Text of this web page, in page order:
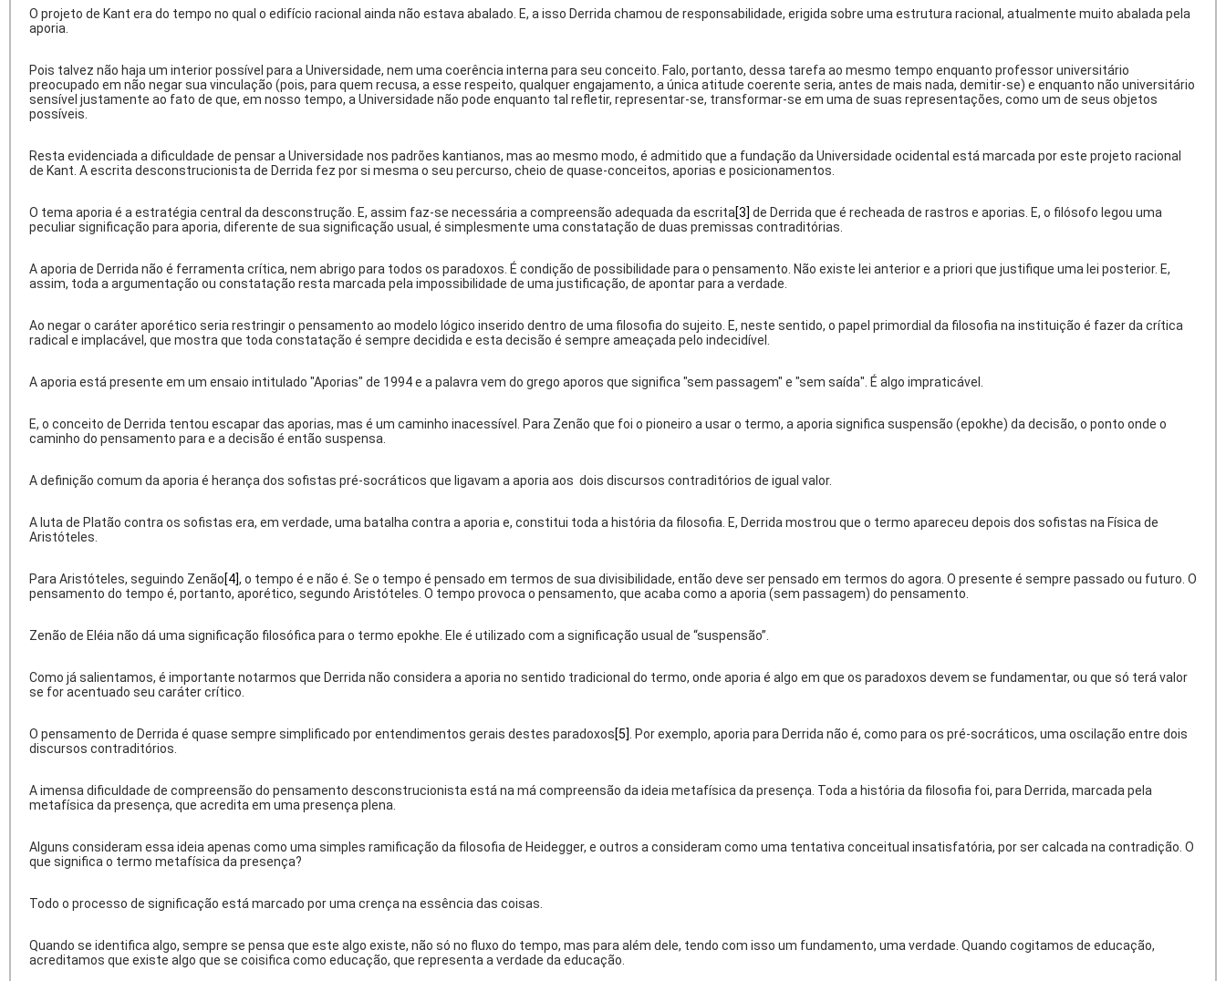
O projeto de Kant era do tempo no qual o edifício racional ainda não estava abalado. E, a isso Derrida chamou de responsabilidade, erigida sobre uma estrutura racional, atualmente muito abalada pela
aporia.
Pois talvez não haja um interior possível para a Universidade, nem uma coerência interna para seu conceito. Falo, portanto, dessa tarefa ao mesmo tempo enquanto professor universitário
preocupado em não negar sua vinculação (pois, para quem recusa, a esse respeito, qualquer engajamento, a única atitude coerente seria, antes de mais nada, demitir-se) e enquanto não universitário
sensível justamente ao fato de que, em nosso tempo, a Universidade não pode enquanto tal refletir, representar-se, transformar-se em uma de suas representações, como um de seus objetos
possíveis.
Resta evidenciada a dificuldade de pensar a Universidade nos padrões kantianos, mas ao mesmo modo, é admitido que a fundação da Universidade ocidental está marcada por este projeto racional
de Kant. A escrita desconstrucionista de Derrida fez por si mesma o seu percurso, cheio de quase-conceitos, aporias e posicionamentos.
O tema aporia é a estratégia central da desconstrução. E, assim faz-se necessária a compreensão adequada da escrita[3] de Derrida que é recheada de rastros e aporias. E, o filósofo legou uma
peculiar significação para aporia, diferente de sua significação usual, é simplesmente uma constatação de duas premissas contraditórias.
A aporia de Derrida não é ferramenta crítica, nem abrigo para todos os paradoxos. É condição de possibilidade para o pensamento. Não existe lei anterior e a priori que justifique uma lei posterior. E,
assim, toda a argumentação ou constatação resta marcada pela impossibilidade de uma justificação, de apontar para a verdade.
Ao negar o caráter aporético seria restringir o pensamento ao modelo lógico inserido dentro de uma filosofia do sujeito. E, neste sentido, o papel primordial da filosofia na instituição é fazer da crítica
radical e implacável, que mostra que toda constatação é sempre decidida e esta decisão é sempre ameaçada pelo indecidível.
A aporia está presente em um ensaio intitulado "Aporias" de 1994 e a palavra vem do grego aporos que significa "sem passagem" e "sem saída". É algo impraticável.
E, o conceito de Derrida tentou escapar das aporias, mas é um caminho inacessível. Para Zenão que foi o pioneiro a usar o termo, a aporia significa suspensão (epokhe) da decisão, o ponto onde o
caminho do pensamento para e a decisão é então suspensa.
A definição comum da aporia é herança dos sofistas pré-socráticos que ligavam a aporia aos dois discursos contraditórios de igual valor.
A luta de Platão contra os sofistas era, em verdade, uma batalha contra a aporia e, constitui toda a história da filosofia. E, Derrida mostrou que o termo apareceu depois dos sofistas na Física de
Aristóteles.
Para Aristóteles, seguindo Zenão[4], o tempo é e não é. Se o tempo é pensado em termos de sua divisibilidade, então deve ser pensado em termos do agora. O presente é sempre passado ou futuro. O
pensamento do tempo é, portanto, aporético, segundo Aristóteles. O tempo provoca o pensamento, que acaba como a aporia (sem passagem) do pensamento.
Zenão de Eléia não dá uma significação filosófica para o termo epokhe. Ele é utilizado com a significação usual de “suspensão”.
Como já salientamos, é importante notarmos que Derrida não considera a aporia no sentido tradicional do termo, onde aporia é algo em que os paradoxos devem se fundamentar, ou que só terá valor
se for acentuado seu caráter crítico.
O pensamento de Derrida é quase sempre simplificado por entendimentos gerais destes paradoxos[5]
. Por exemplo, aporia para Derrida não é, como para os pré-socráticos, uma oscilação entre dois
discursos contraditórios.
A imensa dificuldade de compreensão do pensamento desconstrucionista está na má compreensão da ideia metafísica da presença. Toda a história da filosofia foi, para Derrida, marcada pela
metafísica da presença, que acredita em uma presença plena.
Alguns consideram essa ideia apenas como uma simples ramificação da filosofia de Heidegger, e outros a consideram como uma tentativa conceitual insatisfatória, por ser calcada na contradição. O
que significa o termo metafísica da presença?
Todo o processo de significação está marcado por uma crença na essência das coisas.
Quando se identifica algo, sempre se pensa que este algo existe, não só no fluxo do tempo, mas para além dele, tendo com isso um fundamento, uma verdade. Quando cogitamos de educação,
acreditamos que existe algo que se coisifica como educação, que representa a verdade da educação.